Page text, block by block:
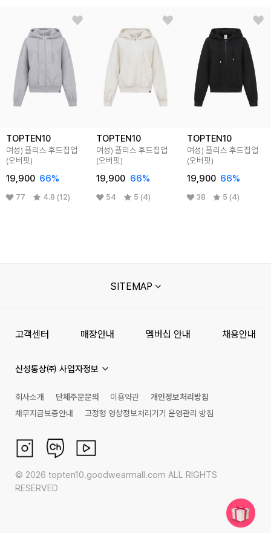
TOPTEN10
여성) 플리스 후드집업
(오버핏)
19,900 66%
77 4.8 (12)
TOPTEN10
여성) 플리스 후드집업
(오버핏)
19,900 66%
54 5 (4)
TOPTEN10
여성) 플리스 후드집업
(오버핏)
19,900 66%
38 5 (4)
SITEMAP
고객센터 매장안내 멤버십 안내 채용안내
신성통상㈜ 사업자정보
회사소개 단체주문문의 이용약관
개인정보처리방침
채무지급보증안내
고정형 영상정보처리기기 운영관리 방침
© 2026 topten10.goodwearmall.com ALL RIGHTS
RESERVED